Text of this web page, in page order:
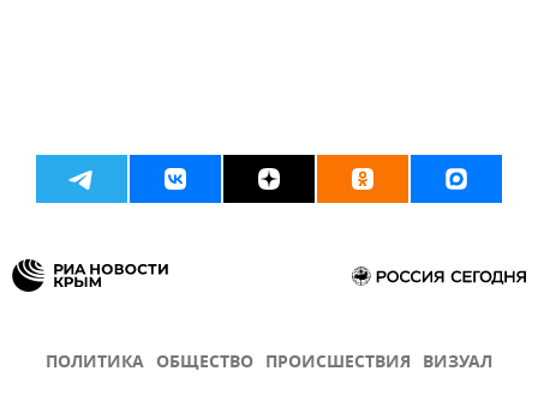
ПОЛИТИКА ОБЩЕСТВО ПРОИСШЕСТВИЯ ВИЗУАЛ